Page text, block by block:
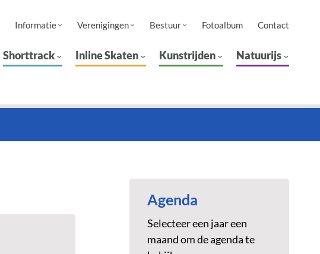
Informatie Verenigingen Bestuur Fotoalbum Contact
Shorttrack Inline Skaten Kunstrijden Natuurijs
Agenda
Selecteer een jaar een
maand om de agenda te